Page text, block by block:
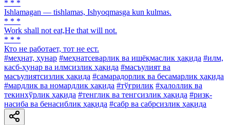
* * *
Ishlamagan — tishlamas, Ishyoqmasga kun kulmas.
* * *
Work shall not eat,He that will not.
* * *
Кто не работает, тот не ест.
#меҳнат, ҳунар #меҳнатсеварлик ва ишёқмаслик ҳақида #илм,
касб-ҳунар ва илмсизлик ҳақида #масъулият ва
масъулиятсизлик ҳақида #самарадорлик ва бесамарлик ҳақида
#мардлик ва номардлик ҳақида #тўғрилик #ҳалоллик ва
текинхўрлик ҳақида #тенглик ва тенгсизлик ҳақида #ризқ-
насиба ва бенасиблик ҳақида #сабр ва сабрсизлик ҳақида